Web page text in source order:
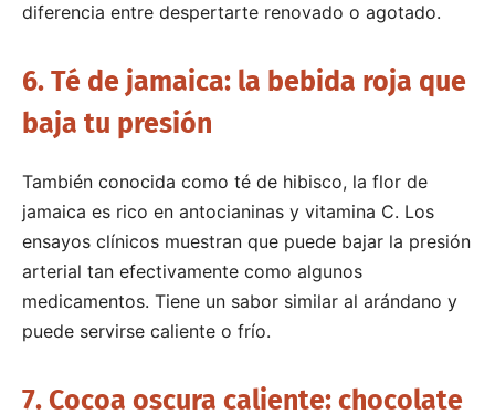
diferencia entre despertarte renovado o agotado.
6. Té de jamaica: la bebida roja que
baja tu presión
También conocida como té de hibisco, la flor de
jamaica es rico en antocianinas y vitamina C. Los
ensayos clínicos muestran que puede bajar la presión
arterial tan efectivamente como algunos
medicamentos. Tiene un sabor similar al arándano y
puede servirse caliente o frío.
7. Cocoa oscura caliente: chocolate